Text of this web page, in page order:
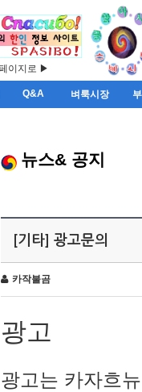
이지로 ▶
Q&A 벼룩시장
뉴스& 공지
[기타] 광고문의
카작불곰
광고
광고는 카자흐